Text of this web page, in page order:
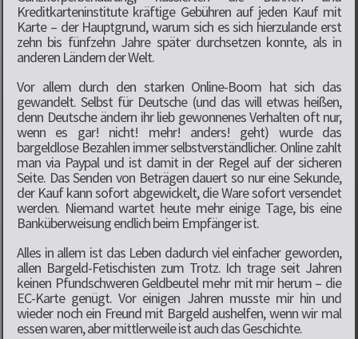
Kreditkarteninstitute kräftige Gebühren auf jeden Kauf mit
Karte – der Hauptgrund, warum sich es sich hierzulande erst
zehn bis fünfzehn Jahre später durchsetzen konnte, als in
anderen Ländern der Welt.
Vor allem durch den starken Online-Boom hat sich das
gewandelt. Selbst für Deutsche (und das will etwas heißen,
denn Deutsche ändern ihr lieb gewonnenes Verhalten oft nur,
wenn es gar! nicht! mehr! anders! geht) wurde das
bargeldlose Bezahlen immer selbstverständlicher. Online zahlt
man via Paypal und ist damit in der Regel auf der sicheren
Seite. Das Senden von Beträgen dauert so nur eine Sekunde,
der Kauf kann sofort abgewickelt, die Ware sofort versendet
werden. Niemand wartet heute mehr einige Tage, bis eine
Banküberweisung endlich beim Empfänger ist.
Alles in allem ist das Leben dadurch viel einfacher geworden,
allen Bargeld-Fetischisten zum Trotz. Ich trage seit Jahren
keinen Pfundschweren Geldbeutel mehr mit mir herum – die
EC-Karte genügt. Vor einigen Jahren musste mir hin und
wieder noch ein Freund mit Bargeld aushelfen, wenn wir mal
essen waren, aber mittlerweile ist auch das Geschichte.